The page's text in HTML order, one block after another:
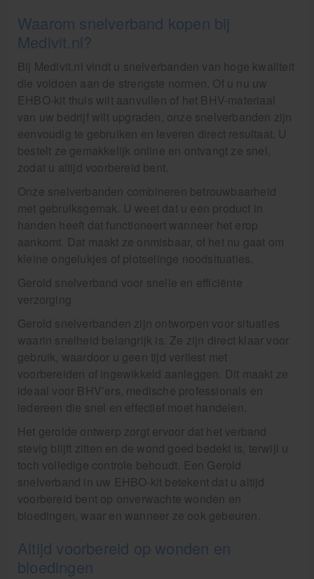
Waarom snelverband kopen bij
Medivit.nl?
Bij Medivit.nl vindt u snelverbanden van hoge kwaliteit
die voldoen aan de strengste normen. Of u nu uw
EHBO-kit thuis wilt aanvullen of het BHV-materiaal
van uw bedrijf wilt upgraden, onze snelverbanden zijn
eenvoudig te gebruiken en leveren direct resultaat. U
bestelt ze gemakkelijk online en ontvangt ze snel,
zodat u altijd voorbereid bent.
Onze snelverbanden combineren betrouwbaarheid
met gebruiksgemak. U weet dat u een product in
handen heeft dat functioneert wanneer het erop
aankomt. Dat maakt ze onmisbaar, of het nu gaat om
kleine ongelukjes of plotselinge noodsituaties.
Gerold snelverband voor snelle en efficiënte
verzorging
Gerold snelverbanden zijn ontworpen voor situaties
waarin snelheid belangrijk is. Ze zijn direct klaar voor
gebruik, waardoor u geen tijd verliest met
voorbereiden of ingewikkeld aanleggen. Dit maakt ze
ideaal voor BHV’ers, medische professionals en
iedereen die snel en effectief moet handelen.
Het gerolde ontwerp zorgt ervoor dat het verband
stevig blijft zitten en de wond goed bedekt is, terwijl u
toch volledige controle behoudt. Een Gerold
snelverband in uw EHBO-kit betekent dat u altijd
voorbereid bent op onverwachte wonden en
bloedingen, waar en wanneer ze ook gebeuren.
Altijd voorbereid op wonden en
bloedingen